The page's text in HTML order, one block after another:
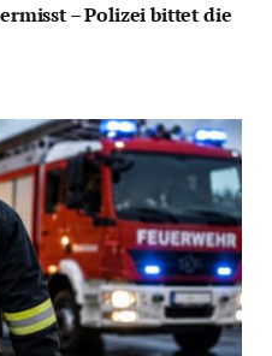
– Polizei bittet die